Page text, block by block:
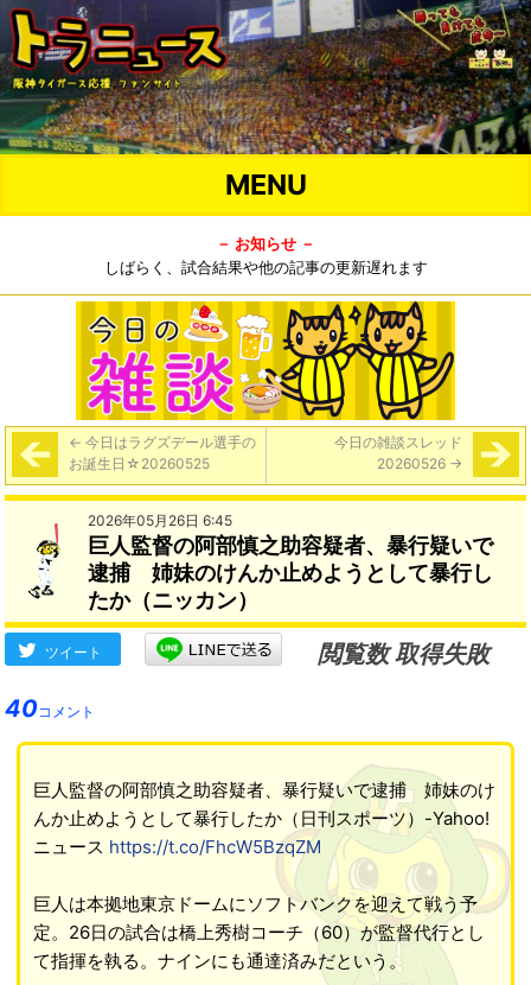
MENU
－ お知らせ －
しばらく、試合結果や他の記事の更新遅れます
← 今日はラグズデール選手の
お誕生日☆20260525
今日の雑談スレッド
20260526 →
2026年05月26日 6:45
巨人監督の阿部慎之助容疑者、暴行疑いで
逮捕 姉妹のけんか止めようとして暴行し
たか（ニッカン）
ツイート
閲覧数 取得失敗
40コメント
巨人監督の阿部慎之助容疑者、暴行疑いで逮捕 姉妹のけ
んか止めようとして暴行したか（日刊スポーツ）-Yahoo!
ニュース https://t.co/FhcW5BzqZM
巨人は本拠地東京ドームにソフトバンクを迎えて戦う予
定。26日の試合は橋上秀樹コーチ（60）が監督代行とし
て指揮を執る。ナインにも通達済みだという。